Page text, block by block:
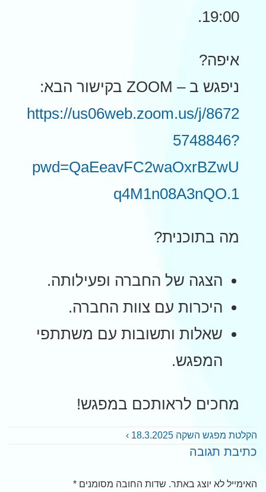
19:00.
איפה?
ניפגש ב – ZOOM בקישור הבא:
https://us06web.zoom.us/j/8672
5748846?
pwd=QaEeavFC2waOxrBZwU
q4M1n08A3nQO.1
מה בתוכנית?
הצגה של החברה ופעילותה.
היכרות עם צוות החברה.
שאלות ותשובות עם משתתפי
המפגש.
מחכים לראותכם במפגש!
ניווט
המאמר
הבא
הקלטת מפגש השקה 18.3.2025 ›
כתיבת תגובה
האימייל לא יוצג באתר. שדות החובה מסומנים*